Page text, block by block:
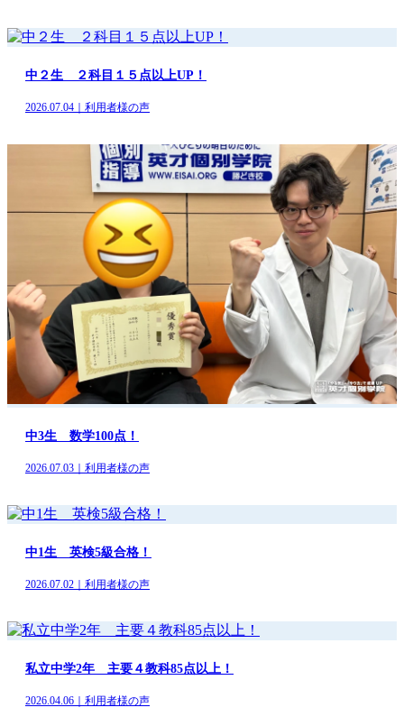
中２生 ２科目１５点以上UP！
2026.07.04｜利用者様の声
中3生 数学100点！
2026.07.03｜利用者様の声
中1生 英検5級合格！
2026.07.02｜利用者様の声
私立中学2年 主要４教科85点以上！
2026.04.06｜利用者様の声